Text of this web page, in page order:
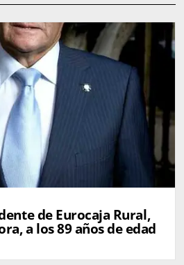
de Eurocaja Rural,
a los 89 años de edad